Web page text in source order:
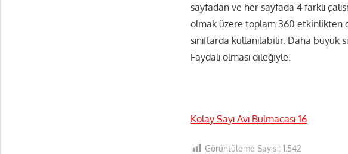
sayfadan ve her sayfada 4 farklı
olmak üzere toplam 360 etkinlikten
sınıflarda kullanılabilir. Daha büyük
Faydalı olması dileğiyle.
Kolay Sayı Avı Bulmacası-16
Görüntüleme Sayısı: 1.542